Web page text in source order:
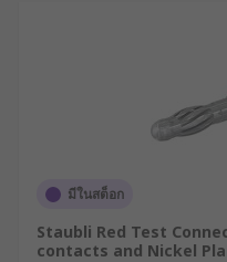
มีในสต็อก
Staubli Red Test
contacts and Nickel